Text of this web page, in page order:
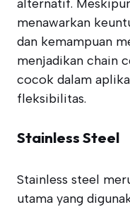
alternatif.
menawarkan
dan kemampuan
menjadikan chain
cocok dalam
fleksibilitas.
Stainless Steel
Stainless steel
utama yang